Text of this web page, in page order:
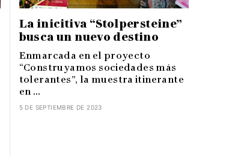
La inicitiva “Stolpersteine”
busca un nuevo destino
Enmarcada en el proyecto
“Construyamos sociedades más
tolerantes”, la muestra itinerante
en ...
5 DE SEPTIEMBRE DE 2023